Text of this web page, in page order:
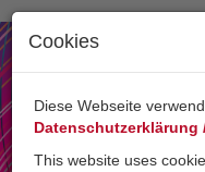
Cookies
Diese Webseite
Datenschutzerklärung
This website uses